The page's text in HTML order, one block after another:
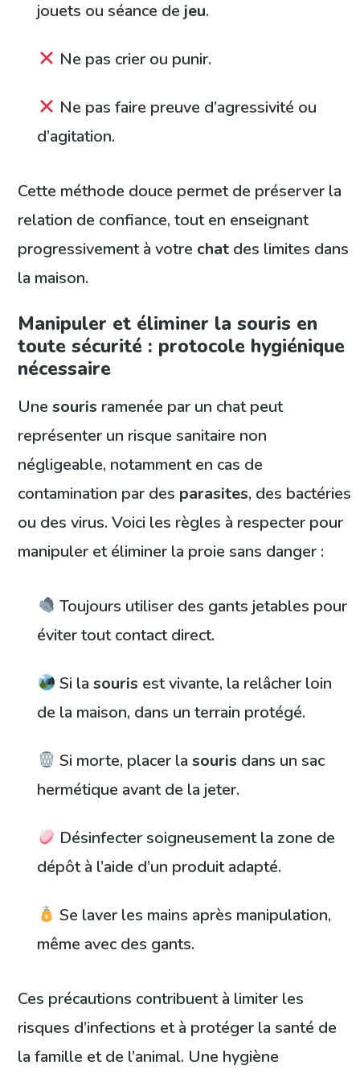
jouets ou séance de jeu.
Ne pas crier ou punir.
Ne pas faire preuve d’agressivité ou
d’agitation.
Cette méthode douce permet de préserver la
relation de confiance, tout en enseignant
progressivement à votre chat des limites dans
la maison.
Manipuler et éliminer la souris en
toute sécurité : protocole hygiénique
nécessaire
Unesouris ramenée par un chat peut
représenter un risque sanitaire non
négligeable, notamment en cas de
contamination par des parasites, des bactéries
ou des virus. Voici les règles à respecter pour
manipuler et éliminer la proie sans danger :
Toujours utiliser des gants jetables pour
éviter tout contact direct.
Si lasouris est vivante, la relâcher loin
de la maison, dans un terrain protégé.
Si morte, placer lasouris dans un sac
hermétique avant de la jeter.
Désinfecter soigneusement la zone de
dépôt à l’aide d’un produit adapté.
Se laver les mains après manipulation,
même avec des gants.
Ces précautions contribuent à limiter les
risques d’infections et à protéger la santé de
la famille et de l’animal. Une hygiène